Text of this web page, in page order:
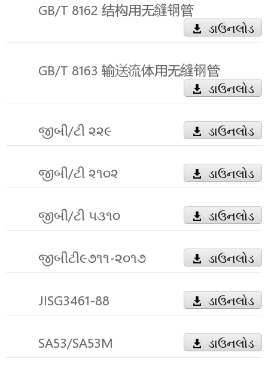
GB/T 8162 结构用无缝钢管
ડાઉનલોડ
GB/T 8163 输送流体用无缝钢管
ડાઉનલોડ
જીબી/ટી ૨૨૯ ડાઉનલોડ
જીબી/ટી ૨૧૦૨ ડાઉનલોડ
જીબી/ટી ૫૩૧૦ ડાઉનલોડ
જીબીટી૯૭૧૧-૨૦૧૭ ડાઉનલોડ
JISG3461-88 ડાઉનલોડ
SA53/SA53M ડાઉનલોડ